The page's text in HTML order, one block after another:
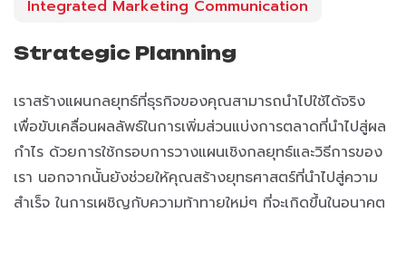
Integrated Marketing Communication
Strategic Planning
เราสร้างแผนกลยุทธ์ที่ธุรกิจของคุณสามารถนำไปใช้ได้จริง
เพื่อขับเคลื่อนผลลัพธ์ในการเพิ่มส่วนแบ่งการตลาดที่นำไปสู่ผล
กำไร ด้วยการใช้กรอบการวางแผนเชิงกลยุทธ์และวิธีการของ
เรา นอกจากนั้นยังช่วยให้คุณสร้างยุทธศาสตร์ที่นำไปสู่ความ
สำเร็จ ในการเผชิญกับความท้าทายใหม่ๆ ที่จะเกิดขึ้นในอนาคต